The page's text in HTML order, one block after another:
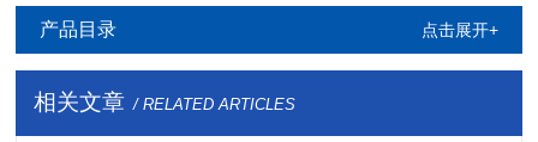
产品目录 点击展开+
相关文章 / RELATED ARTICLES